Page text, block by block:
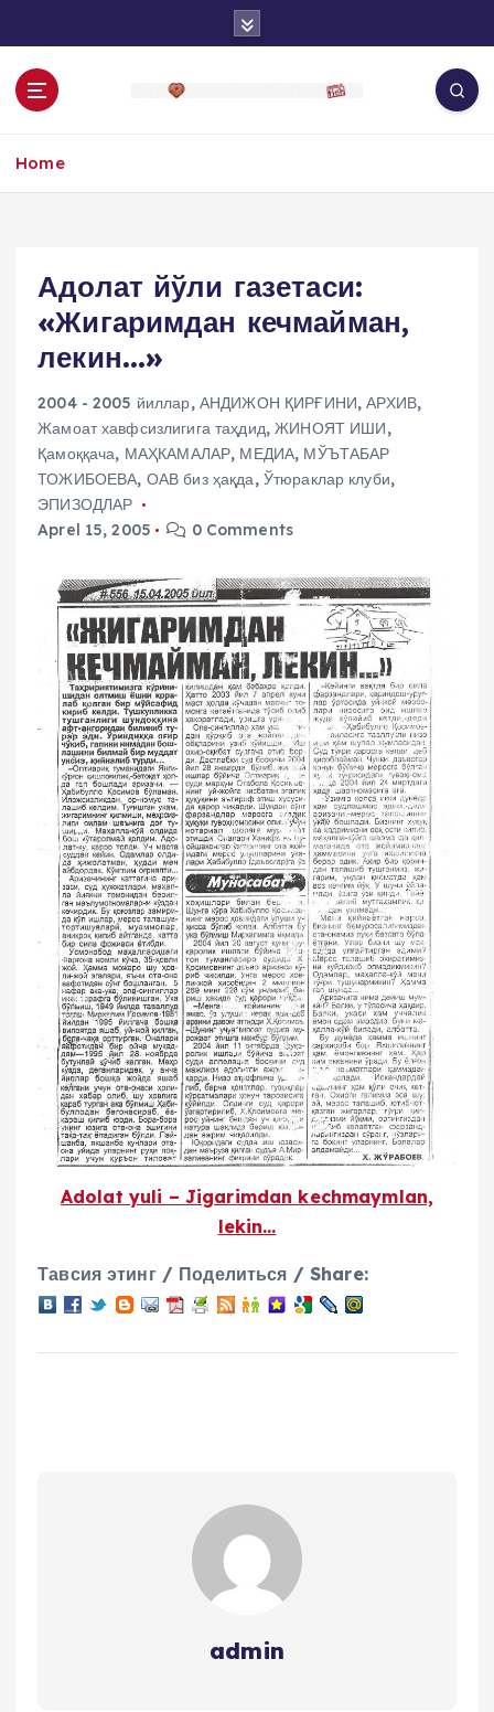
o
Home
Адолат йўли газетаси:
«Жигаримдан кечмайман,
лекин…»
2004 - 2005 йиллар, АНДИЖОН ҚИРҒИНИ,АРХИВ,
Жамоат хавфсизлигига таҳдид,ЖИНОЯТ ИШИ,
Қамоққача, МАҲКАМАЛАР, МЕДИА, МЎЪТАБАР
ТОЖИБОЕВА, ОАВ биз ҳақда, Ўтюраклар клуби,
ЭПИЗОДЛАР
Aprel 15, 2005
0 Comments
Adolat yuli – Jigarimdan kechmaymlan,
lekin…
Тавсия этинг / Поделиться / Share:
admin